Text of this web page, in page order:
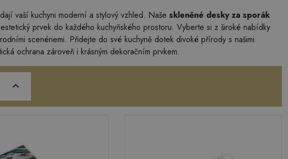
vaší kuchyni moderní a stylový vzhled. Naše skleněné desky za sporák
prvek do každého kuchyňského prostoru. Vyberte si z široké nabídky
scenériemi. Přidejte do své kuchyně dotek divoké přírody s našimi
ochrana zároveň i krásným dekoračním prvkem.